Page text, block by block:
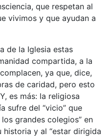
que respetan al
vivimos y que ayudan a
de la Iglesia estas
compartida, a la
ya que, dice,
de caridad, pero esto
es más: la religiosa
sufre del “vicio” que
grandes colegios” en
y al “estar dirigida